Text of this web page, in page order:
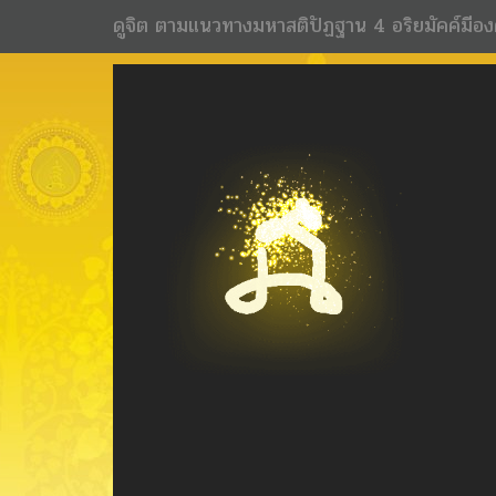
ดูจิต ตามแนวทางมหาสติปัฏฐาน 4 อริยมัคค์มีอ